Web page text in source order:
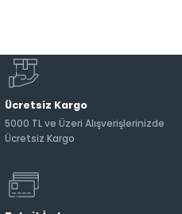
Ücretsiz Kargo
5000 TL ve Üzeri Alışverişlerinizde
Ücretsiz Kargo